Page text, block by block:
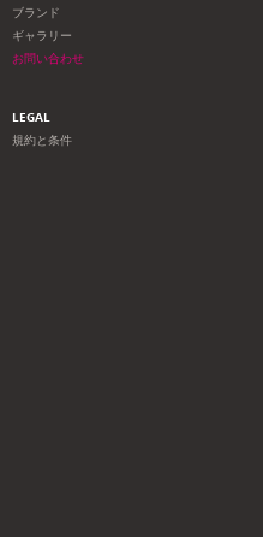
ブランド
ギャラリー
お問い合わせ
LEGAL
規約と条件